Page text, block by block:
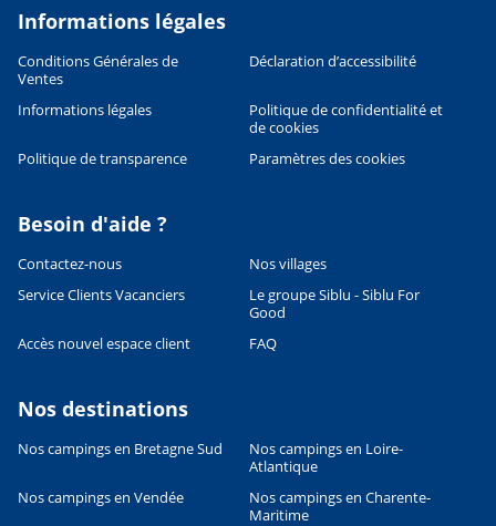
Leaflet|©OpenStreetMapcontributors, Points © 2012 LINZ
Informations légales
Conditions Générales de
Ventes
Déclaration d’accessibilité
Informations légales
Politique de confidentialité et
de cookies
Politique de transparence
Paramètres des cookies
Besoin d'aide ?
Contactez-nous
Nos villages
Service Clients Vacanciers
Le groupe Siblu - Siblu For
Good
Accès nouvel espace client
FAQ
Nos destinations
Nos campings en Bretagne Sud
Nos campings en Loire-
Atlantique
Nos campings en Vendée
Nos campings en Charente-
Maritime